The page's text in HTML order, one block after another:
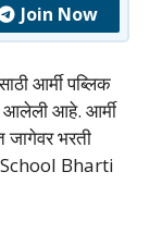
Join Now
आर्मी पब्लिक
आलेली आहे. आर्मी
जागेवर भरती
Bharti